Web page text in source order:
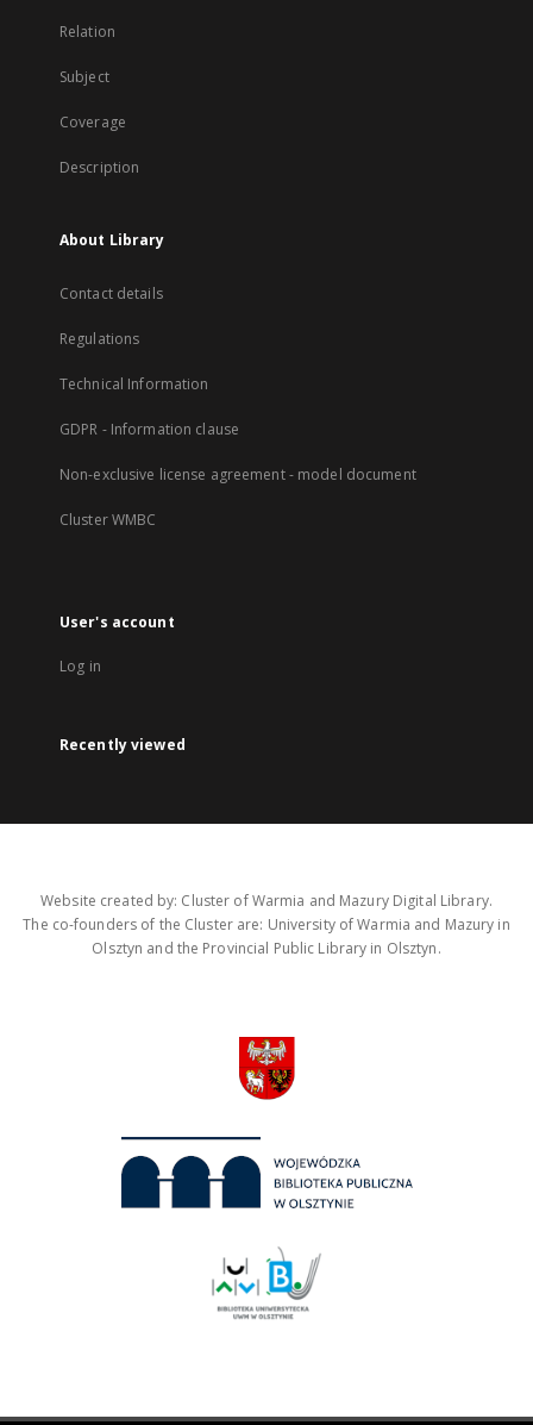
Relation
Subject
Coverage
Description
About Library
Contact details
Regulations
Technical Information
GDPR - Information clause
Non-exclusive license agreement - model document
Cluster WMBC
User's account
Log in
Recently viewed
Website created by: Cluster of Warmia and Mazury Digital Library.
The co-founders of the Cluster are: University of Warmia and Mazury in
Olsztyn and the Provincial Public Library in Olsztyn.